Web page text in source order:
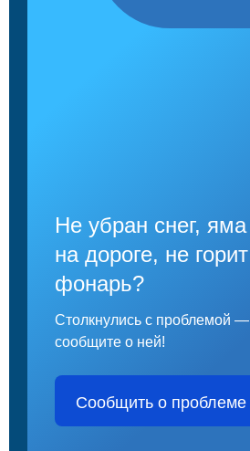
Не убран снег, яма
на дороге, не горит
фонарь?
Столкнулись с проблемой —
сообщите о ней!
Сообщить о проблеме